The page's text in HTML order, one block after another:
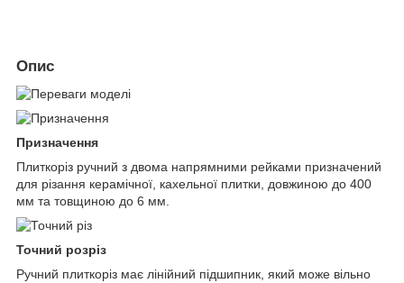
Опис
Призначення
Плиткоріз ручний з двома напрямними рейками призначений
для різання керамічної, кахельної плитки, довжиною до 400
мм та товщиною до 6 мм.
Точний розріз
Ручний плиткоріз має лінійний підшипник, який може вільно